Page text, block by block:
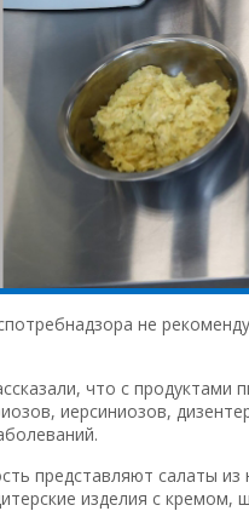
не
что с продуктами
иерсиниозов,
представляют салаты
изделия с кремом,